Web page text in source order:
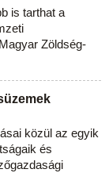
is tarthat a
Zöldség-
közül az egyik
és